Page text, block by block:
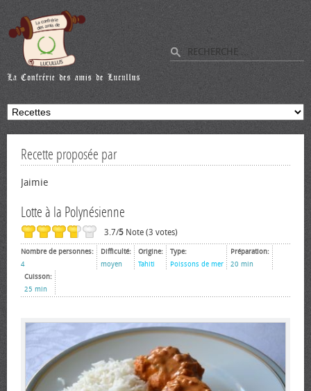
Recette proposée par
Jaimie
Lotte à la Polynésienne
3.7/5 Note (3 votes)
Nombre de personnes:
4
Difficulté:
moyen
Origine:
Tahiti
Type:
Poissons de mer
Préparation:
20 min
Cuisson:
25 min